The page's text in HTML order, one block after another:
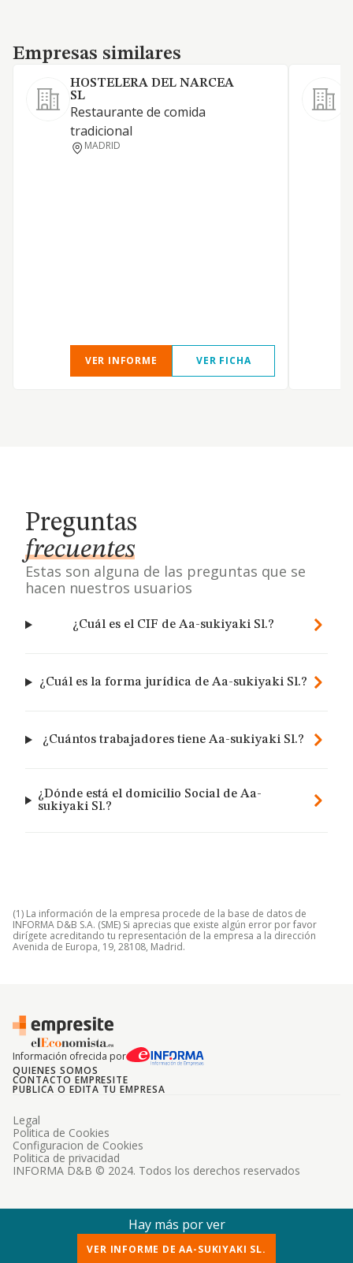
Empresas similares
Empresas similares
HOSTELERA DEL NARCEA
SL
Restaurante de comida
tradicional
MADRID
VER INFORME VER FICHA
Preguntas
frecuentes
Estas son alguna de las preguntas que se
hacen nuestros usuarios
¿Cuál es el CIF de Aa-sukiyaki Sl.?
¿Cuál es la forma jurídica de Aa-sukiyaki Sl.?
¿Cuántos trabajadores tiene Aa-sukiyaki Sl.?
¿Dónde está el domicilio Social de Aa-
sukiyaki Sl.?
(1) La información de la empresa procede de la base de datos de
INFORMA D&B S.A. (SME) Si aprecias que existe algún error por favor
dirígete acreditando tu representación de la empresa a la dirección
Avenida de Europa, 19, 28108, Madrid.
Información ofrecida por
QUIENES SOMOS
CONTACTO EMPRESITE
PUBLICA O EDITA TU EMPRESA
INFORMA D&B © 2024. Todos los derechos reservados
Legal
Politica de Cookies
Configuracion de Cookies
Politica de privacidad
Hay más por ver
VER INFORME DE AA-SUKIYAKI SL.